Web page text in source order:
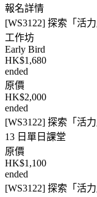
報名詳情
[WS3122] 探索「活
工作坊
Early Bird
HK$1,680
ended
原價
HK$2,000
ended
[WS3122] 探索「活
13 日單日課堂
原價
HK$1,100
ended
[WS3122] 探索「活